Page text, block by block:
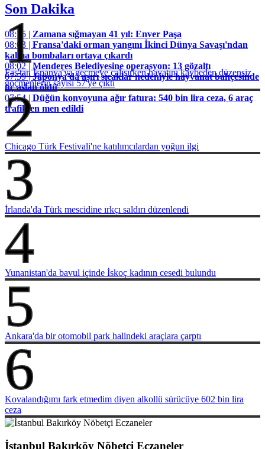
Son Dakika
08:15 | Zamana sığmayan 41 yıl: Enver Paşa
08:03 | Fransa'daki orman yangını İkinci Dünya Savaşı'ndan
kalma bombaları ortaya çıkardı
08:02 |Menderes Belediyesine operasyon: 13 gözaltı
07:59 |Japonya'da aşırı sıcaklar nedeniyle hayvanat bahçesinde
üç aslan öldü
07:54 | Düğün konvoyuna ağır fatura: 540 bin lira ceza, 6 araç
trafikten men edildi
1
Fas'tan İspanya'ya geçmeye çalışırken hayatını kaybeden düzensiz
göçmenlerin sayısı 57'ye çıktı
2
Chicago Türk Festivali'ne katılımcılardan yoğun ilgi
3
İrlanda'da Türk mescidine ırkçı saldırı düzenlendi
4
Yunanistan'da bavul içinde İskoç kadının cesedi bulundu
5
Ankara'da bir otomobil park halindeki araçlara çarptı
6
Kovalandığımı fark etmedim diyen alkollü sürücüye 602 bin lira
ceza
İstanbul Bakırköy Nöbetçi Eczaneler